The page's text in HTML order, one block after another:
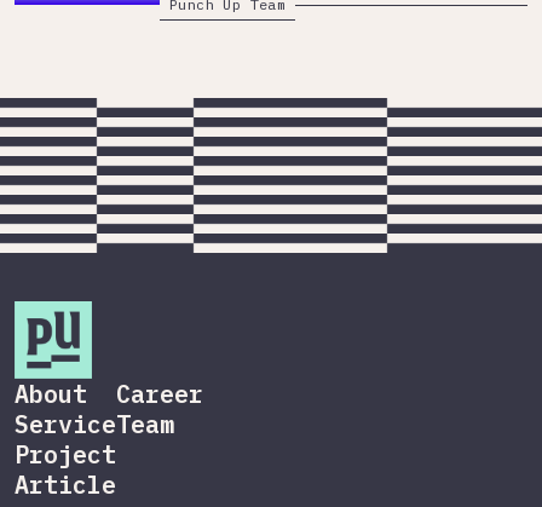
Punch Up Team
About
Service
Project
Article
Career
Team